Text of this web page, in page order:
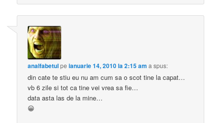
analfabetulpeianuarie 14, 2010 la 2:15 am a spus:
din cate te stiu eu nu am cum sa o scot tine la capat…
vb 6 zile si tot ca tine vei vrea sa fie…
data asta las de la mine…
😀